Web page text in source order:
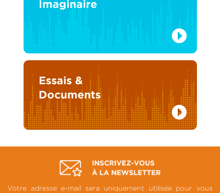
Votre adresse e-mail sera uniquement utilisée pour vous